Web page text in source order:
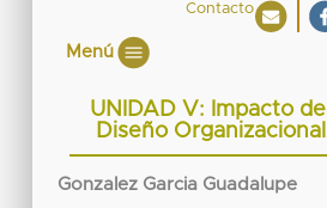
Contacto
Menú
UNIDAD V: Impacto del
Diseño Organizacional
Gonzalez Garcia Guadalupe